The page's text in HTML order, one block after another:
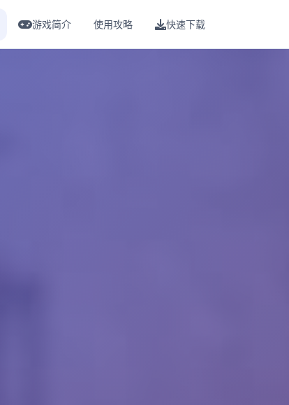
游戏简介 使用攻略 快速下载